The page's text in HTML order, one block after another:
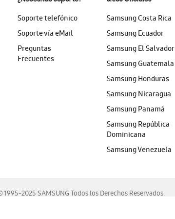
Soporte telefónico
Soporte vía eMail
Preguntas
Frecuentes
Samsung Costa Rica
Samsung Ecuador
Samsung El Salvador
Samsung Guatemala
Samsung Honduras
Samsung Nicaragua
Samsung Panamá
Samsung República
Dominicana
Samsung Venezuela
2025 SAMSUNG Todos los Derechos Reservados.